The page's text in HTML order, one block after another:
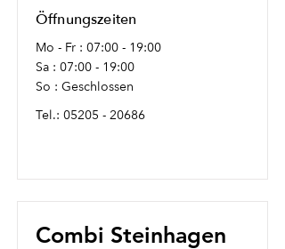
Öffnungszeiten
Mo - Fr : 07:00 - 19:00
Sa : 07:00 - 19:00
So : Geschlossen
Tel.: 05205 - 20686
Combi Steinhagen